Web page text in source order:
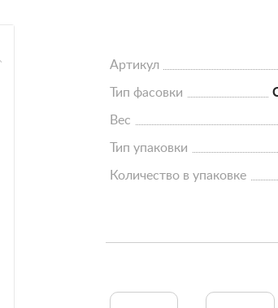
Артикул
Тип фасовки
Вес
Тип упаковки
Количество в упаковке